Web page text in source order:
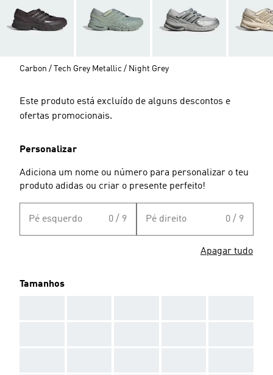
Carbon / Tech Grey Metallic / Night Grey
Este produto está excluído de alguns descontos e
ofertas promocionais.
Personalizar
Adiciona um nome ou número para personalizar o teu
produto adidas ou criar o presente perfeito!
Pé esquerdo 0 / 9 Pé direito 0 / 9
Apagar tudo
Tamanhos